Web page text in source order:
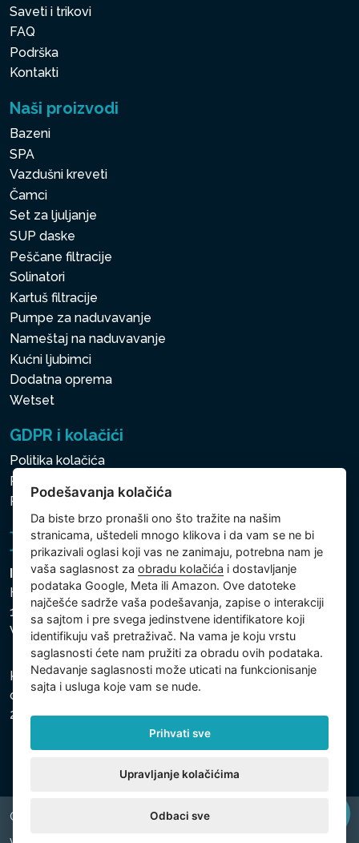
Saveti i trikovi
FAQ
Podrška
Kontakti
Naši proizvodi
Bazeni
SPA
Vazdušni kreveti
Čamci
Set za ljuljanje
SUP daske
Peščane filtracije
Solinatori
Kartuš filtracije
Pumpe za naduvavanje
Nameštaj na naduvavanje
Kućni ljubimci
Dodatna oprema
Wetset
GDPR i kolačići
Politika kolačića
Politika zaštite ličnih i drugih obrađivanih podataka
Politika kolačića
Intex Trading, s.r.o.
Hradecká 2526/3
130 00 Praha 3
Vinohrady - Česká republika
Kompanija je registrovana u Opštinskom sudu u Pragu,
odeljak C, uložak 74759, Identifikacioni broj kompanije:
26150808, Poreski identifikacioni broj: CZ26150808.
Copyright © 2026 INTEX TRADING s.r.o. All rights reserved.
Podešavanja kolačića
Da biste brzo pronašli ono što tražite na našim
stranicama, uštedeli mnogo klikova i da vam se ne bi
prikazivali oglasi koji vas ne zanimaju, potrebna nam je
vaša saglasnost zaobradu kolačića i dostavljanje
podataka Google, Meta ili Amazon. Ove datoteke
najčešće sadrže vaša podešavanja, zapise o interakciji
sa sajtom i pre svega jedinstvene identifikatore koji
identifikuju vaš pretraživač. Na vama je koju vrstu
saglasnosti ćete nam pružiti za obradu ovih podataka.
Nedavanje saglasnosti može uticati na funkcionisanje
sajta i usluga koje vam se nude.
Prihvati sve
Upravljanje kolačićima
Odbaci sve